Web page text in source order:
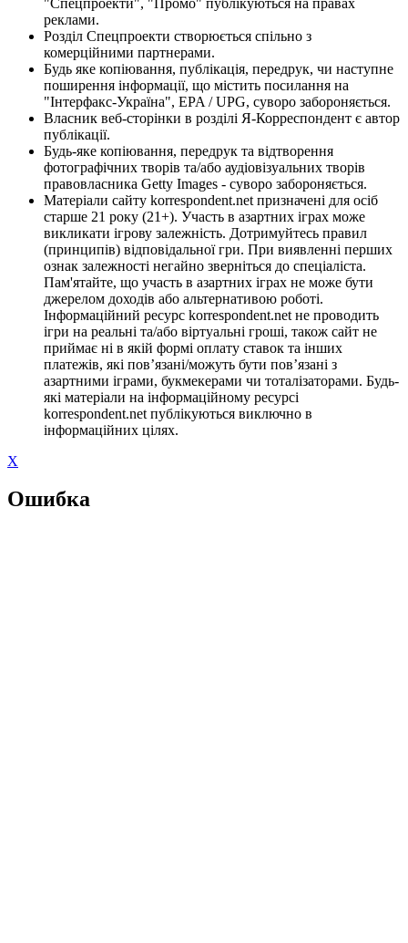
реклами.
Розділ Спецпроекти створюється спільно з
комерційними партнерами.
Будь яке копіювання, публікація, передрук, чи наступне
поширення інформації, що містить посилання на
"Інтерфакс-Україна", EPA / UPG, суворо забороняється.
Власник веб-сторінки в розділі Я-Корреспондент є автор
публікації.
Будь-яке копіювання, передрук та відтворення
фотографічних творів та/або аудіовізуальних творів
правовласника Getty Images - суворо забороняється.
Матеріали сайту korrespondent.net призначені для осіб
старше 21 року (21+). Участь в азартних іграх може
викликати ігрову залежність. Дотримуйтесь правил
(принципів) відповідальної гри. При виявленні перших
ознак залежності негайно зверніться до спеціаліста.
Пам'ятайте, що участь в азартних іграх не може бути
джерелом доходів або альтернативою роботі.
Інформаційний ресурс korrespondent.net не проводить
ігри на реальні та/або віртуальні гроші, також сайт не
приймає ні в якій формі оплату ставок та інших
платежів, які пов’язані/можуть бути пов’язані з
азартними іграми, букмекерами чи тоталізаторами. Будь-
які матеріали на інформаційному ресурсі
korrespondent.net публікуються виключно в
інформаційних цілях.
X
Ошибка